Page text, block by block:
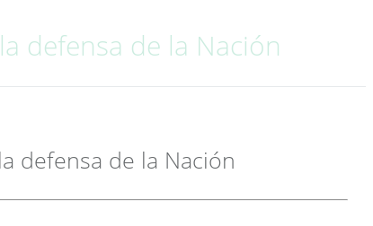
defensa de la Nación
defensa de la Nación